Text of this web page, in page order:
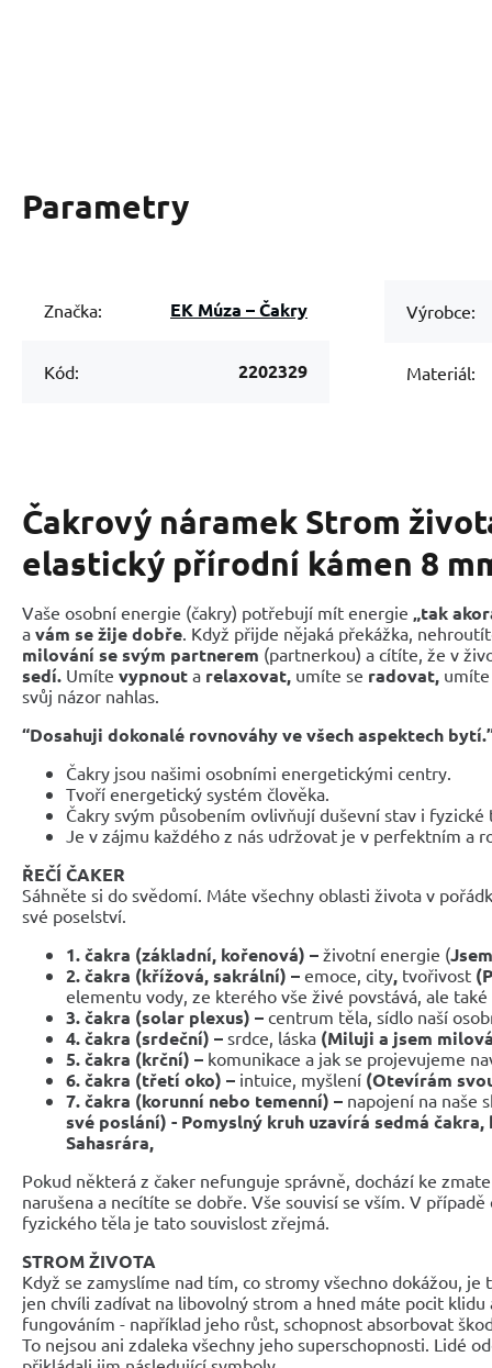
Parametry
Značka: EK Múza – Čakry
Kód: 2202329
Výrobce:
Materiál:
Čakrový náramek Strom
elastický přírodní kámen 8
Vaše osobní energie (čakry) potřebují mít energie „tak
a vám se žije dobře . Když přijde nějaká překážka,
milování se svým partnerem (partnerkou) a cítíte, že v
sedí. Umíte vypnout a relaxovat, umíte se radovat,
svůj názor nahlas.
“Dosahuji dokonalé rovnováhy ve všech aspektech
Čakry jsou našimi osobními energetickými centry.
Tvoří energetický systém člověka.
Čakry svým působením ovlivňují duševní stav i fyzické
Je v zájmu každého z nás udržovat je v perfektním a
ŘEČÍ ČAKER
Sáhněte si do svědomí. Máte všechny oblasti života v
své poselství.
1. čakra (základní, kořenová) – životní energie (
2.čakra (křížová, sakrální) – emoce, city, tvořivost
elementu vody, ze kterého vše živé povstává, ale
3. čakra (solar plexus) – centrum těla, sídlo naší
4. čakra (srdeční) – srdce, láska (Miluji a jsem
5. čakra (krční) – komunikace a jak se projevujeme
6. čakra (třetí oko) – intuice, myšlení (Otevírám
7. čakra (korunní nebo temenní) – napojení na naše
své poslání) - Pomyslný kruh uzavírá sedmá
Sahasrára,
Pokud některá z čaker nefunguje správně, dochází ke
narušena a necítíte se dobře. Vše souvisí se vším. V
fyzického těla je tato souvislost zřejmá.
STROM ŽIVOTA
Když se zamyslíme nad tím, co stromy všechno dokážou, je
jen chvíli zadívat na libovolný strom a hned máte pocit klidu
fungováním - například jeho růst, schopnost absorbovat
To nejsou ani zdaleka všechny jeho superschopnosti. Lidé